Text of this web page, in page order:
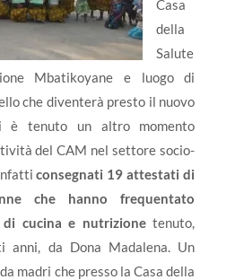
Casa
della
Salute
Mbatikoyane e luogo di
che diventerà presto il nuovo
è tenuto un altro momento
del CAM nel settore socio-
consegnati 19 attestati di
che hanno frequentato
di cucina e nutrizionetenuto,
anni, da Dona Madalena. Un
madri che presso la Casa della